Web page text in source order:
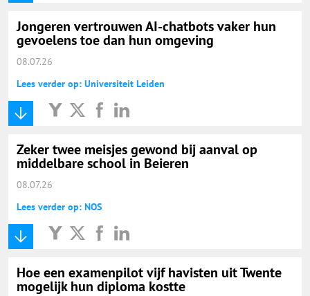
Jongeren vertrouwen AI-chatbots vaker hun
gevoelens toe dan hun omgeving
08.07.26
Lees verder op: Universiteit Leiden
Zeker twee meisjes gewond bij aanval op
middelbare school in Beieren
08.07.26
Lees verder op: NOS
Hoe een examenpilot vijf havisten uit Twente
mogelijk hun diploma kostte